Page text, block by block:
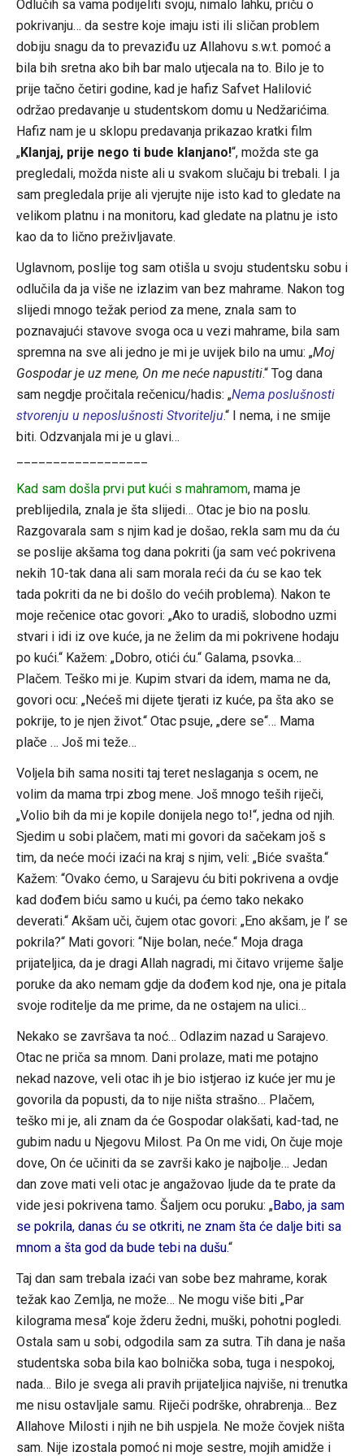
Odlučih sa vama podijeliti svoju, nimalo lahku, priču o
pokrivanju… da sestre koje imaju isti ili sličan problem
dobiju snagu da to prevaziđu uz Allahovu s.w.t. pomoć a
bila bih sretna ako bih bar malo utjecala na to. Bilo je to
prije tačno četiri godine, kad je hafiz Safvet Halilović
održao predavanje u studentskom domu u Nedžarićima.
Hafiz nam je u sklopu predavanja prikazao kratki film
„Klanjaj, prije nego ti bude klanjano!“, možda ste ga
pregledali, možda niste ali u svakom slučaju bi trebali. I ja
sam pregledala prije ali vjerujte nije isto kad to gledate na
velikom platnu i na monitoru, kad gledate na platnu je isto
kao da to lično preživljavate.
Uglavnom, poslije tog sam otišla u svoju studentsku sobu i
odlučila da ja više ne izlazim van bez mahrame. Nakon tog
slijedi mnogo težak period za mene, znala sam to
poznavajući stavove svoga oca u vezi mahrame, bila sam
spremna na sve ali jedno je mi je uvijek bilo na umu: „Moj
Gospodar je uz mene, On me neće napustiti.“ Tog dana
sam negdje pročitala rečenicu/hadis: „Nema poslušnosti
stvorenju u neposlušnosti Stvoritelju.“ I nema, i ne smije
biti. Odzvanjala mi je u glavi…
Kad sam došla prvi put kući s mahramom, mama je
preblijedila, znala je šta slijedi… Otac je bio na poslu.
Razgovarala sam s njim kad je došao, rekla sam mu da ću
se poslije akšama tog dana pokriti (ja sam već pokrivena
nekih 10-tak dana ali sam morala reći da ću se kao tek
tada pokriti da ne bi došlo do većih problema). Nakon te
moje rečenice otac govori: „Ako to uradiš, slobodno uzmi
stvari i idi iz ove kuće, ja ne želim da mi pokrivene hodaju
po kući.“ Kažem: „Dobro, otići ću.“ Galama, psovka…
Plačem. Teško mi je. Kupim stvari da idem, mama ne da,
govori ocu: „Nećeš mi dijete tjerati iz kuće, pa šta ako se
pokrije, to je njen život.“ Otac psuje, „dere se“… Mama
plače … Još mi teže…
Voljela bih sama nositi taj teret neslaganja s ocem, ne
volim da mama trpi zbog mene. Još mnogo teših riječi,
„Volio bih da mi je kopile donijela nego to!“, jedna od njih.
Sjedim u sobi plačem, mati mi govori da sačekam još s
tim, da neće moći izaći na kraj s njim, veli: „Biće svašta.“
Kažem: “Ovako ćemo, u Sarajevu ću biti pokrivena a ovdje
kad dođem biću samo u kući, pa ćemo tako nekako
deverati.“ Akšam uči, čujem otac govori: „Eno akšam, je l’ se
pokrila?“ Mati govori: “Nije bolan, neće.“ Moja draga
prijateljica, da je dragi Allah nagradi, mi čitavo vrijeme šalje
poruke da ako nemam gdje da dođem kod nje, ona je pitala
svoje roditelje da me prime, da ne ostajem na ulici…
Nekako se završava ta noć… Odlazim nazad u Sarajevo.
Otac ne priča sa mnom. Dani prolaze, mati me potajno
nekad nazove, veli otac ih je bio istjerao iz kuće jer mu je
govorila da popusti, da to nije ništa strašno… Plačem,
teško mi je, ali znam da će Gospodar olakšati, kad-tad, ne
gubim nadu u Njegovu Milost. Pa On me vidi, On čuje moje
dove, On će učiniti da se završi kako je najbolje… Jedan
dan zove mati veli otac je angažovao ljude da te prate da
vide jesi pokrivena tamo. Šaljem ocu poruku: „Babo, ja sam
se pokrila, danas ću se otkriti, ne znam šta će dalje biti sa
mnom a šta god da bude tebi na dušu.“
Taj dan sam trebala izaći van sobe bez mahrame, korak
težak kao Zemlja, ne može… Ne mogu više biti „Par
kilograma mesa“ koje žderu žedni, muški, pohotni pogledi.
Ostala sam u sobi, odgodila sam za sutra. Tih dana je naša
studentska soba bila kao bolnička soba, tuga i nespokoj,
nada… Bilo je svega ali pravih prijateljica najviše, ni trenutka
me nisu ostavljale samu. Riječi podrške, ohrabrenja… Bez
Allahove Milosti i njih ne bih uspjela. Ne može čovjek ništa
sam. Nije izostala pomoć ni moje sestre, mojih amidže i